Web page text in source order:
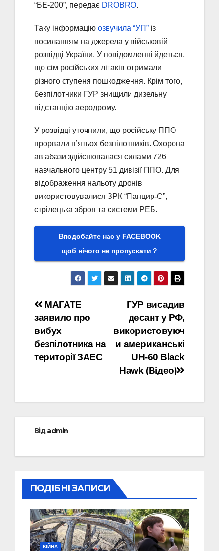
“БЕ-200”, передає DROBRO.
Таку інформацію озвучила “УП” із
посиланням на джерела у військовій
розвідці України. У повідомленні йдеться,
що сім російських літаків отримали
різного ступеня пошкодження. Крім того,
безпілотники ГУР знищили дизельну
підстанцію аеродрому.
У розвідці уточнили, що російську ППО
прорвали п’ятьох безпілотників. Охорона
авіабази здійснювалася силами 726
навчального центру 51 дивізії ППО. Для
відображення нальоту дронів
використовувалися ЗРК “Панцир-С”,
стрілецька зброя та системи РЕБ.
Вподобайте нас у FACEBOOK
щоб нічого не пропускати ?
Навігація
записів
ГУР висадив
десант у РФ,
використовуюч
и американські
UH-60 Black
Hawk (Відео)
МАГАТЕ
заявило про
вибух
безпілотника на
території ЗАЕС
Відadmin
ПОДІБНІ ЗАПИСИ
ВІЙНА